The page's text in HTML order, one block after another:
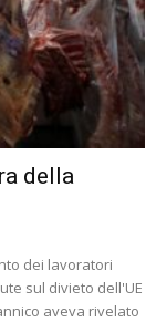
della
dei lavoratori
sul divieto dell'UE
aveva rivelato